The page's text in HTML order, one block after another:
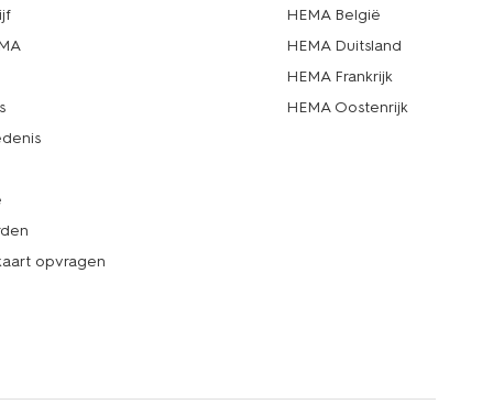
opvragen
HEMA België
HEMA Duitsland
HEMA Frankrijk
HEMA Oostenrijk